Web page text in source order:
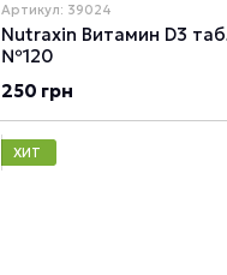
Артикул: 39024
Nutraxin Витамин D3
№120
250 грн
ХИТ